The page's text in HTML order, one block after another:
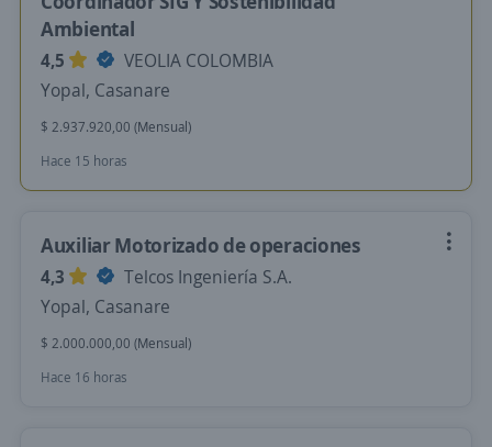
Ambiental
4,5
VEOLIA COLOMBIA
Yopal, Casanare
$ 2.937.920,00 (Mensual)
Hace 15 horas
Auxiliar Motorizado de operaciones
4,3
Telcos Ingeniería S.A.
Yopal, Casanare
$ 2.000.000,00 (Mensual)
Hace 16 horas